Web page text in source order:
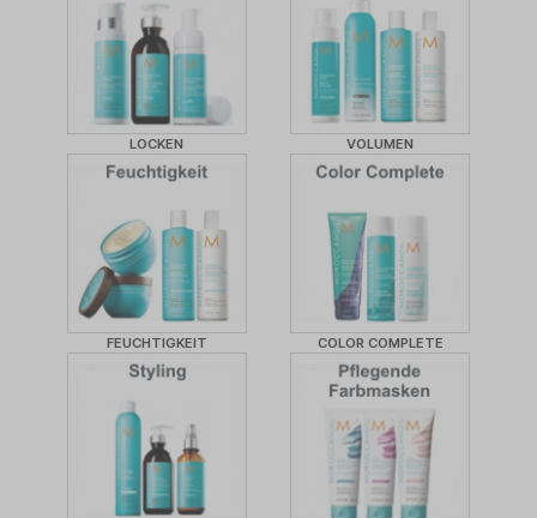
LOCKEN VOLUMEN
FEUCHTIGKEIT COLOR COMPLETE